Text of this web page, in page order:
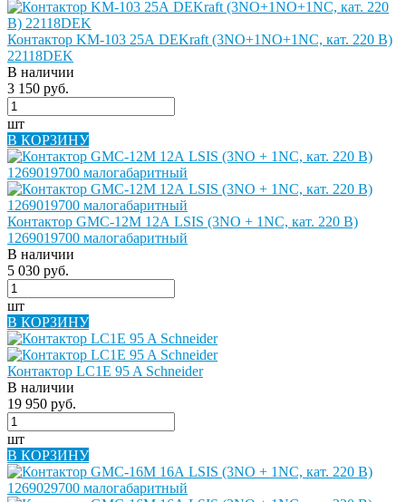
Контактор KM-103 25А DEKraft (3NO+1NO+1NC, кат. 220 В)
22118DEK
В наличии
3 150 руб.
шт
В КОРЗИНУ
Контактор GMC-12M 12А LSIS (3NO + 1NC, кат. 220 В)
1269019700 малогабаритный
В наличии
5 030 руб.
шт
В КОРЗИНУ
Контактор LC1E 95 A Schneider
В наличии
19 950 руб.
шт
В КОРЗИНУ